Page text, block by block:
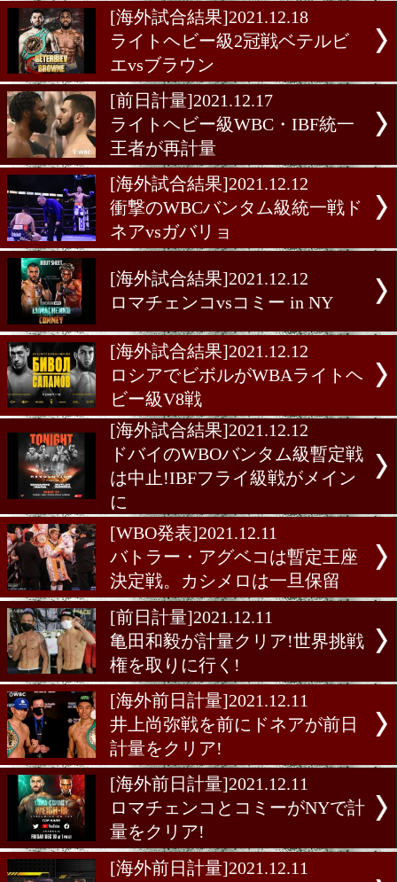
[海外前日計量]2021.12.18
パーカーvsチゾラ2前日計量
[海外試合結果]2021.12.18
ライトヘビー級2冠戦ベテ
エvsブラウン
[前日計量]2021.12.17
ライトヘビー級WBC・IBF
王者が再計量
[海外試合結果]2021.12.12
衝撃のWBCバンタム級統
ネアvsガバリョ
[海外試合結果]2021.12.12
ロマチェンコvsコミー in
[海外試合結果]2021.12.12
ロシアでビボルがWBAラ
ビー級V8戦
[海外試合結果]2021.12.12
ドバイのWBOバンタム級
は中止!IBFフライ級戦がメ
に
[WBO発表]2021.12.11
バトラー・アグベコは暫定
決定戦。カシメロは一旦保
[前日計量]2021.12.11